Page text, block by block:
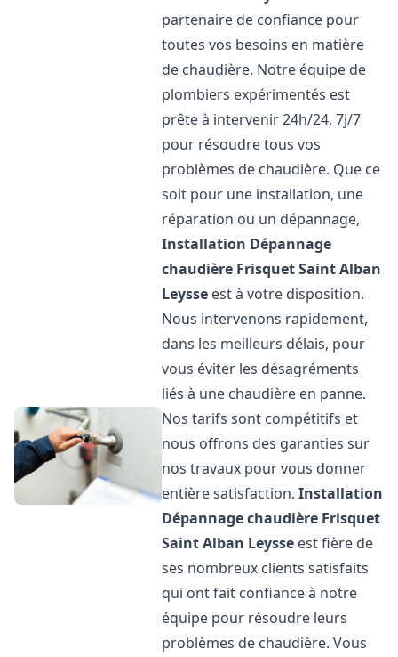
partenaire de confiance pour
toutes vos besoins en matière
de chaudière. Notre équipe de
plombiers expérimentés est
prête à intervenir 24h/24, 7j/7
pour résoudre tous vos
problèmes de chaudière. Que ce
soit pour une installation, une
réparation ou un dépannage,
Installation Dépannage
chaudière FrisquetSaint Alban
Leysse est à votre disposition.
Nous intervenons rapidement,
dans les meilleurs délais, pour
vous éviter les désagréments
liés à une chaudière en panne.
Nos tarifs sont compétitifs et
nous offrons des garanties sur
nos travaux pour vous donner
entière satisfaction.Installation
Dépannage chaudière Frisquet
Saint Alban Leysse est fière de
ses nombreux clients satisfaits
qui ont fait confiance à notre
équipe pour résoudre leurs
problèmes de chaudière. Vous